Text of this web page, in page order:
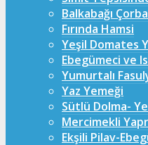
Balkabağı
Fırında Hamsi
Yeşil Domates
Ebegümeci ve
Yumurtalı
Yaz Yemeği
Sütlü Dolma-
Mercimekli
Ekşili Pilav-